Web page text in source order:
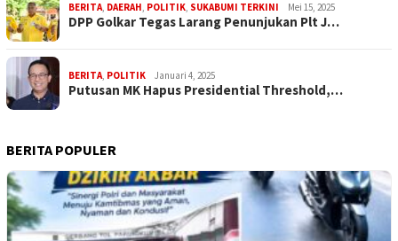
BERITA, DAERAH, POLITIK, SUKABUMI TERKINI Mei 15, 2025
DPP Golkar Tegas Larang Penunjukan Plt J…
BERITA, POLITIK Januari 4, 2025
Putusan MK Hapus Presidential Threshold,…
BERITA POPULER